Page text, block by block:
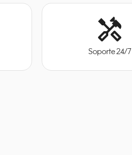
handyman
Soporte 24/7